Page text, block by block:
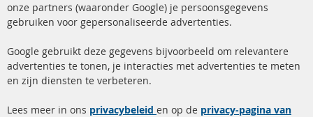
ma-do: 09-17 u, vr Fr 09-16 u
info@contra-automotive.de
facebook
instagram
Snelle links Kundenservice
onze partners (waaronder Google) je persoonsgegevens
gebruiken voor gepersonaliseerde advertenties.
Google gebruikt deze gegevens bijvoorbeeld om relevantere
advertenties te tonen, je interacties met advertenties te meten
en zijn diensten te verbeteren.
Lees meer in ons privacybeleid en op de privacy-pagina van